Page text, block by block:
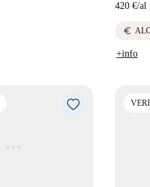
420 €/al
euro
+info